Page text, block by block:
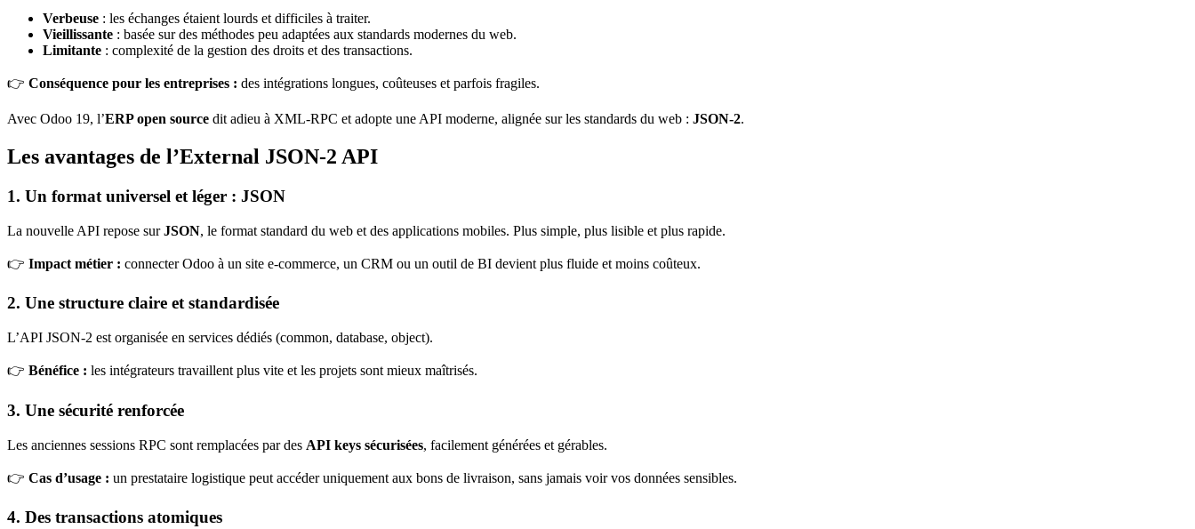
Verbeuse : les échanges étaient lourds et difficiles à traiter.
Vieillissante : basée sur des méthodes peu adaptées aux standards modernes du web.
Limitante : complexité de la gestion des droits et des transactions.
👉 Conséquence pour les entreprises : des intégrations longues, coûteuses et parfois fragiles.
Avec Odoo 19, l’ERP open source dit adieu à XML-RPC et adopte une API moderne, alignée sur les standards du web : JSON-2.
Les avantages de l’External JSON-2 API
1. Un format universel et léger : JSON
La nouvelle API repose surJSON, le format standard du web et des applications mobiles. Plus simple, plus lisible et plus rapide.
👉 Impact métier : connecter Odoo à un site e-commerce, un CRM ou un outil de BI devient plus fluide et moins coûteux.
2. Une structure claire et standardisée
L’API JSON-2 est organisée en services dédiés (common, database, object).
👉 Bénéfice : les intégrateurs travaillent plus vite et les projets sont mieux maîtrisés.
3. Une sécurité renforcée
Les anciennes sessions RPC sont remplacées par des API keys sécurisées, facilement générées et gérables.
👉 Cas d’usage : un prestataire logistique peut accéder uniquement aux bons de livraison, sans jamais voir vos données sensibles.
4. Des transactions atomiques